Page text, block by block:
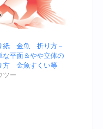
紙 金魚 折り方－
な平面＆やや立体の
方 金魚すくい等
ツー